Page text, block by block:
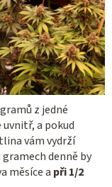
z jedné
a pokud
vám vydrží
gramech denně by
měsíce a při 1/2